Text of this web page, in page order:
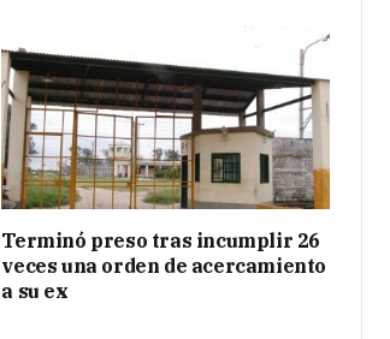
Terminó preso tras incumplir 26
veces una orden de acercamiento
a su ex